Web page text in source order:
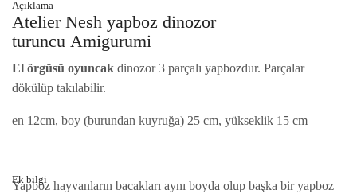
Açıklama
Atelier Nesh yapboz dinozor
turuncu Amigurumi
El örgüsü oyuncak dinozor 3 parçalı yapbozdur. Parçalar
dökülüp takılabilir.
en 12cm, boy (burundan kuyruğa) 25 cm, yükseklik 15 cm
Yapboz hayvanların bacakları aynı boyda olup başka bir yapboz
Ek bilgi